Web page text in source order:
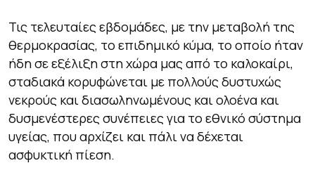
Τις τελευταίες εβδομάδες, με την μεταβολή της
θερμοκρασίας, το επιδημικό κύμα, το οποίο ήταν
ήδη σε εξέλιξη στη χώρα μας από το καλοκαίρι,
σταδιακά κορυφώνεται με πολλούς δυστυχώς
νεκρούς και διασωληνωμένους και ολοένα και
δυσμενέστερες συνέπειες για το εθνικό σύστημα
υγείας, που αρχίζει και πάλι να δέχεται
ασφυκτική πίεση.